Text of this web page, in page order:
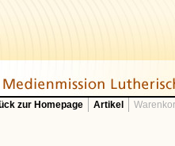
zur Homepage Artikel